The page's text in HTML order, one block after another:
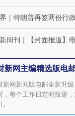
｜ 特朗普再签两份行
周刊 ｜ 【封面报道】
新网主编精选版电
新网新闻版电邮全新升
，每个工作日定时投递
。